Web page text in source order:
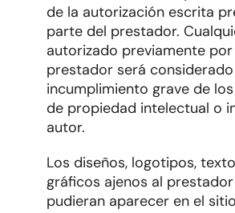
de la autorización escrita
parte del prestador.
autorizado previamente
prestador será
incumplimiento grave de
de propiedad intelectual o
autor.
Los diseños, logotipos,
gráficos ajenos al
pudieran aparecer en el